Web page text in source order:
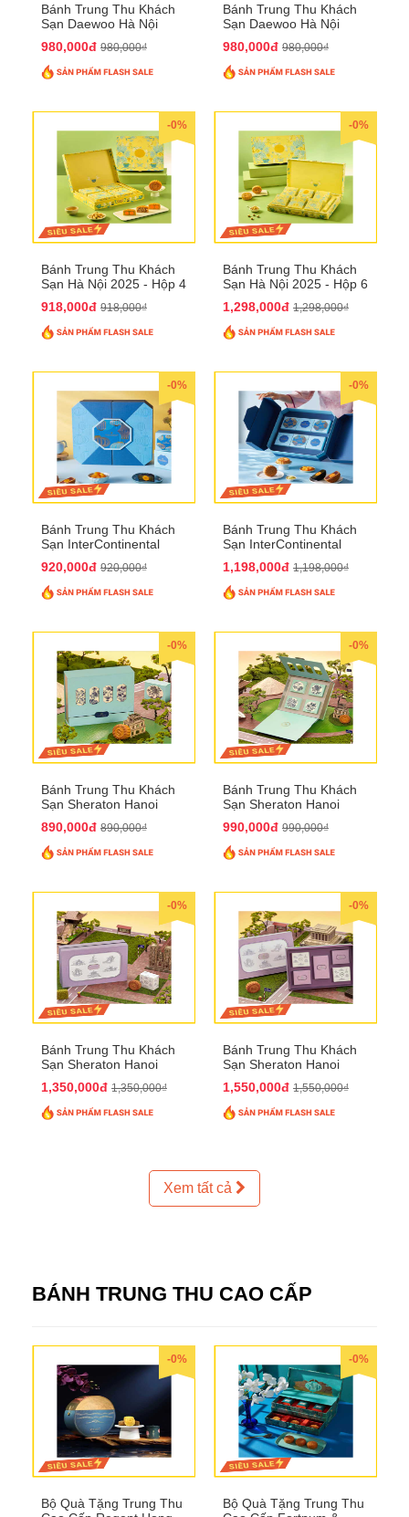
Bánh Trung Thu Khách
Sạn Daewoo Hà Nội
QTTT30
980,000đ 980,000₫
Bánh Trung Thu Khách
Sạn Daewoo Hà Nội
QTTT31
980,000đ 980,000₫
-0%
Bánh Trung Thu Khách
Sạn Hà Nội 2025 - Hộp 4
918,000đ 918,000₫
-0%
Bánh Trung Thu Khách
Sạn Hà Nội 2025 - Hộp 6
1,298,000đ 1,298,000₫
-0%
Bánh Trung Thu Khách
Sạn InterContinental
QTTT26
920,000đ 920,000₫
-0%
Bánh Trung Thu Khách
Sạn InterContinental
QTTT27
1,198,000đ 1,198,000₫
-0%
Bánh Trung Thu Khách
Sạn Sheraton Hanoi
890,000đ 890,000₫
-0%
Bánh Trung Thu Khách
Sạn Sheraton Hanoi
990,000đ 990,000₫
-0%
Bánh Trung Thu Khách
Sạn Sheraton Hanoi
1,350,000đ 1,350,000₫
-0%
Bánh Trung Thu Khách
Sạn Sheraton Hanoi
1,550,000đ 1,550,000₫
Xem tất cả
BÁNH TRUNG THU CAO CẤP
-0%
Bộ Quà Tặng Trung Thu
-0%
Bộ Quà Tặng Trung Thu